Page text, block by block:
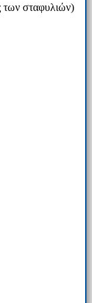
των σταφυλιών)